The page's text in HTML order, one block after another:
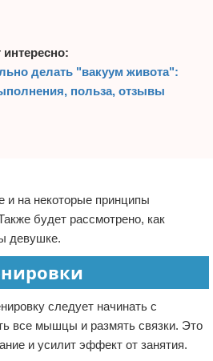
делать "вакуум живота":
польза, отзывы
и на некоторые принципы
будет рассмотрено, как
девушке.
следует начинать с
все мышцы и размять связки. Это
и усилит эффект от занятия.